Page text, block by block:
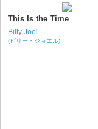
This Is the Time
Billy Joel
(ビリー・ジョエル)